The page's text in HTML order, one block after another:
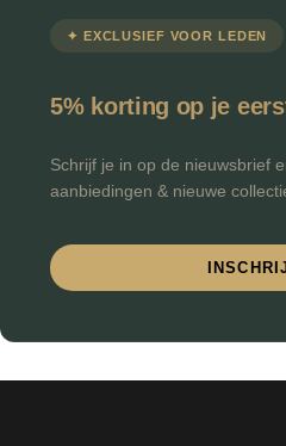
✦ EXCLUSIEF VOOR LEDEN
5% korting op je
Schrijf je in op de nieuwsbrief
aanbiedingen & nieuwe